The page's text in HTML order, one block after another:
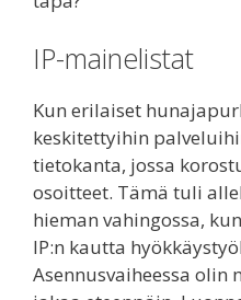
IP-mainelistat
Kun erilaiset
keskitettyihin
tietokanta, jossa
osoitteet. Tämä tuli
hieman vahingossa,
IP:n kautta
Asennusvaiheessa olin